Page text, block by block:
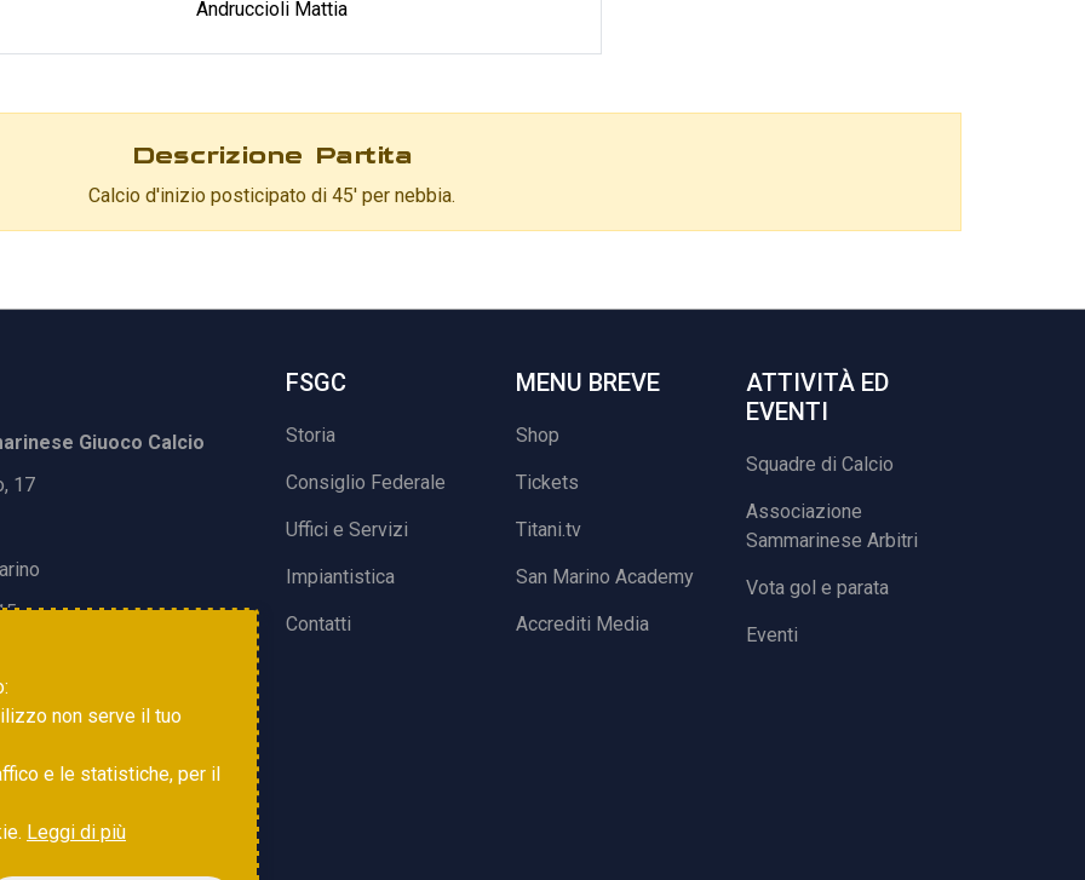
Andruccioli Mattia
Descrizione Partita
Calcio d'inizio posticipato di 45' per nebbia.
Giuoco Calcio
17
FSGC
Storia
Consiglio Federale
Uffici e Servizi
Impiantistica
Contatti
MENU BREVE
Shop
Tickets
Titani.tv
San Marino Academy
Accrediti Media
ATTIVITÀ ED
EVENTI
Squadre di Calcio
Associazione
Sammarinese Arbitri
Vota gol e parata
Eventi
non serve il tuo
e le statistiche, per il
Leggi di più